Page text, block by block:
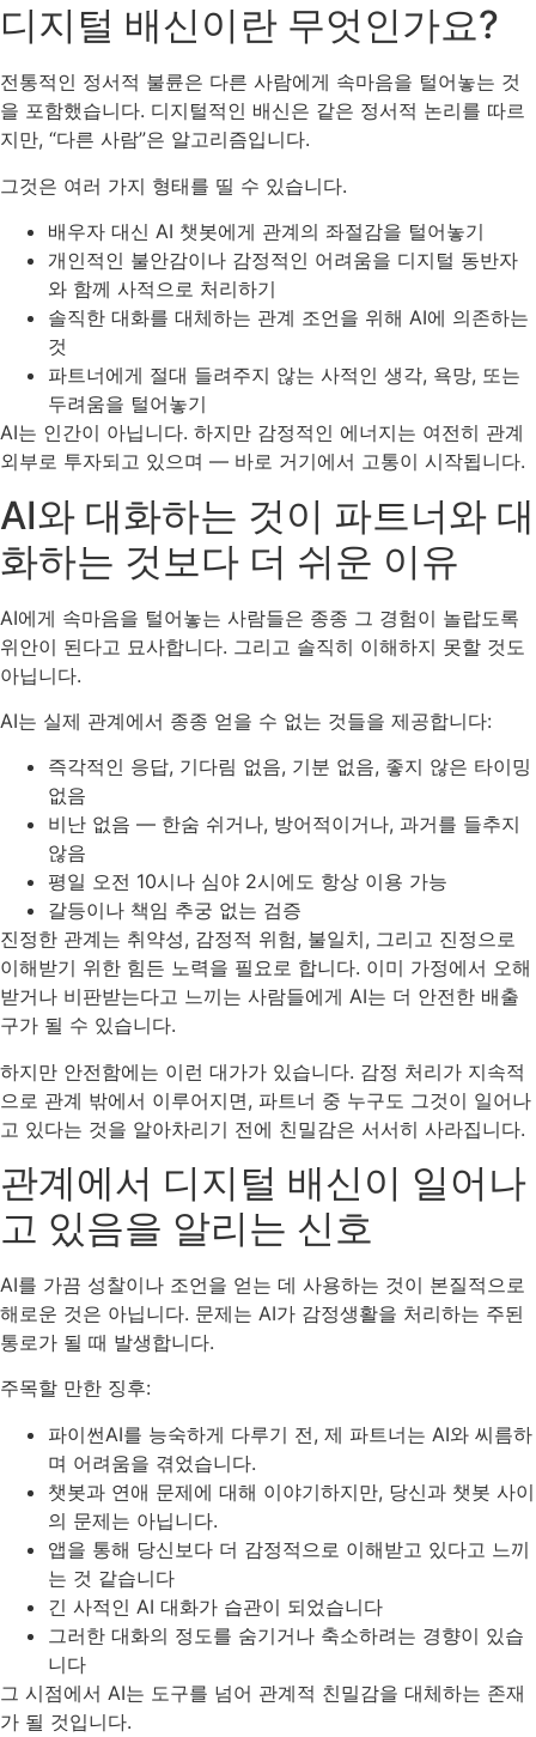
디지털 배신이란 무엇인가요?
전통적인 정서적 불륜은 다른 사람에게 속마음을 털어놓는 것
을 포함했습니다. 디지털적인 배신은 같은 정서적 논리를 따르
지만, “다른 사람”은 알고리즘입니다.
그것은 여러 가지 형태를 띨 수 있습니다.
배우자 대신 AI 챗봇에게 관계의 좌절감을 털어놓기
개인적인 불안감이나 감정적인 어려움을 디지털 동반자
와 함께 사적으로 처리하기
솔직한 대화를 대체하는 관계 조언을 위해 AI에 의존하는
것
파트너에게 절대 들려주지 않는 사적인 생각, 욕망, 또는
두려움을 털어놓기
AI는 인간이 아닙니다. 하지만 감정적인 에너지는 여전히 관계
외부로 투자되고 있으며 — 바로 거기에서 고통이 시작됩니다.
AI와 대화하는 것이 파트너와 대
화하는 것보다 더 쉬운 이유
AI에게 속마음을 털어놓는 사람들은 종종 그 경험이 놀랍도록
위안이 된다고 묘사합니다. 그리고 솔직히 이해하지 못할 것도
아닙니다.
AI는 실제 관계에서 종종 얻을 수 없는 것들을 제공합니다:
즉각적인 응답, 기다림 없음, 기분 없음, 좋지 않은 타이밍
없음
비난 없음 — 한숨 쉬거나, 방어적이거나, 과거를 들추지
않음
평일 오전 10시나 심야 2시에도 항상 이용 가능
갈등이나 책임 추궁 없는 검증
진정한 관계는 취약성, 감정적 위험, 불일치, 그리고 진정으로
이해받기 위한 힘든 노력을 필요로 합니다. 이미 가정에서 오해
받거나 비판받는다고 느끼는 사람들에게 AI는 더 안전한 배출
구가 될 수 있습니다.
하지만 안전함에는 이런 대가가 있습니다. 감정 처리가 지속적
으로 관계 밖에서 이루어지면, 파트너 중 누구도 그것이 일어나
고 있다는 것을 알아차리기 전에 친밀감은 서서히 사라집니다.
관계에서 디지털 배신이 일어나
고 있음을 알리는 신호
AI를 가끔 성찰이나 조언을 얻는 데 사용하는 것이 본질적으로
해로운 것은 아닙니다. 문제는 AI가 감정생활을 처리하는 주된
통로가 될 때 발생합니다.
주목할 만한 징후:
파이썬AI를 능숙하게 다루기 전, 제 파트너는 AI와 씨름하
며 어려움을 겪었습니다.
챗봇과 연애 문제에 대해 이야기하지만, 당신과 챗봇 사이
의 문제는 아닙니다.
앱을 통해 당신보다 더 감정적으로 이해받고 있다고 느끼
는 것 같습니다
긴 사적인 AI 대화가 습관이 되었습니다
그러한 대화의 정도를 숨기거나 축소하려는 경향이 있습
니다
그 시점에서 AI는 도구를 넘어 관계적 친밀감을 대체하는 존재
가 될 것입니다.